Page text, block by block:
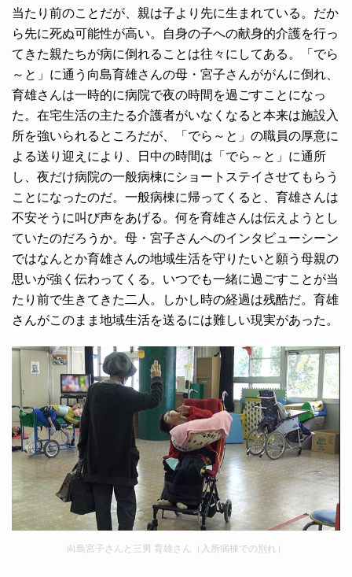
当たり前のことだが、親は子より先に生まれている。だか
ら先に死ぬ可能性が高い。自身の子への献身的介護を行っ
てきた親たちが病に倒れることは往々にしてある。「でら
～と」に通う向島育雄さんの母・宮子さんががんに倒れ、
育雄さんは一時的に病院で夜の時間を過ごすことになっ
た。在宅生活の主たる介護者がいなくなると本来は施設入
所を強いられるところだが、「でら～と」の職員の厚意に
よる送り迎えにより、日中の時間は「でら～と」に通所
し、夜だけ病院の一般病棟にショートステイさせてもらう
ことになったのだ。一般病棟に帰ってくると、育雄さんは
不安そうに叫び声をあげる。何を育雄さんは伝えようとし
ていたのだろうか。母・宮子さんへのインタビューシーン
ではなんとか育雄さんの地域生活を守りたいと願う母親の
思いが強く伝わってくる。いつでも一緒に過ごすことが当
たり前で生きてきた二人。しかし時の経過は残酷だ。育雄
さんがこのまま地域生活を送るには難しい現実があった。
向島宮子さんと三男 育雄さん（入所病棟での別れ）